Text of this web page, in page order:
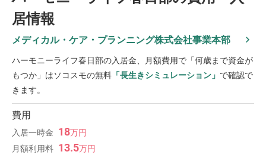
居情報
メディカル・ケア・プランニング株式会社事業本部
ハーモニーライフ春日部の入居金、月額費用で「何歳まで資金が
もつか」はソコスモの無料 「長生きシミュレーション」 で確認で
きます。
費用
入居一時金 18万円
月額利用料 13.5万円